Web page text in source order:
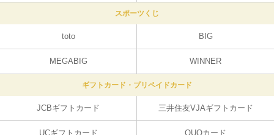
スポーツくじ
toto BIG
MEGABIG WINNER
ギフトカード・プリペイドカード
JCBギフトカード 三井住友VJAギフトカード
UCギフトカード QUOカード